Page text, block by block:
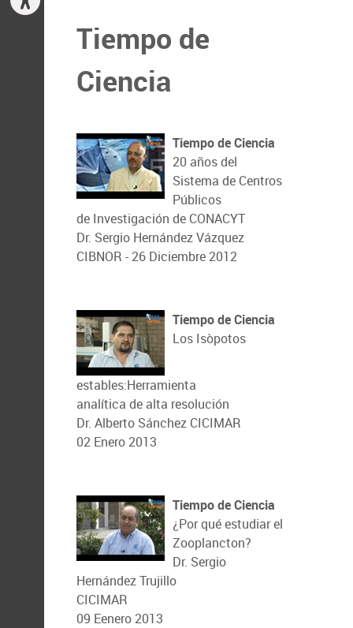
Tiempo de
Ciencia
Tiempo de Ciencia
20 años del
Sistema de Centros
Públicos
de Investigación de CONACYT
Dr. Sergio Hernández Vázquez
CIBNOR - 26 Diciembre 2012
Tiempo de Ciencia
Los Isòpotos
estables:Herramienta
analítica de alta resolución
Dr. Alberto Sánchez CICIMAR
02 Enero 2013
Tiempo de Ciencia
¿Por qué estudiar el
Zooplancton?
Dr. Sergio
Hernández Trujillo
CICIMAR
09 Eenero 2013